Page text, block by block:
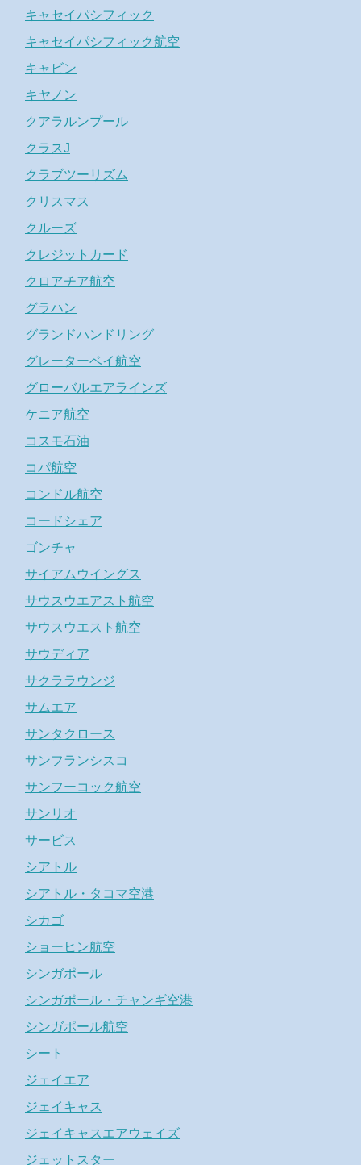
キャセイパシフィック
キャセイパシフィック航空
キャビン
キヤノン
クアラルンプール
クラスJ
クラブツーリズム
クリスマス
クルーズ
クレジットカード
クロアチア航空
グラハン
グランドハンドリング
グレーターベイ航空
グローバルエアラインズ
ケニア航空
コスモ石油
コパ航空
コンドル航空
コードシェア
ゴンチャ
サイアムウイングス
サウスウエアスト航空
サウスウエスト航空
サウディア
サクララウンジ
サムエア
サンタクロース
サンフランシスコ
サンフーコック航空
サンリオ
サービス
シアトル
シアトル・タコマ空港
シカゴ
ショーヒン航空
シンガポール
シンガポール・チャンギ空港
シンガポール航空
シート
ジェイエア
ジェイキャス
ジェイキャスエアウェイズ
ジェットスター